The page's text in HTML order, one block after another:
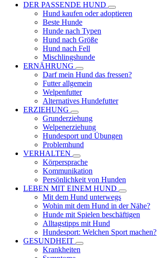
DER PASSENDE HUND
Hund kaufen oder adoptieren
Beste Hunde
Hunde nach Typen
Hund nach Größe
Hund nach Fell
Mischlingshunde
ERNÄHRUNG
Darf mein Hund das fressen?
Futter allgemein
Welpenfutter
Alternatives Hundefutter
ERZIEHUNG
Grunderziehung
Welpenerziehung
Hundesport und Übungen
Problemhund
VERHALTEN
Körpersprache
Kommunikation
Persönlichkeit von Hunden
LEBEN MIT EINEM HUND
Mit dem Hund unterwegs
Wohin mit dem Hund in der Nähe?
Hunde mit Spielen beschäftigen
Alltagstipps mit Hund
Hundesport: Welchen Sport machen?
GESUNDHEIT
Krankheiten